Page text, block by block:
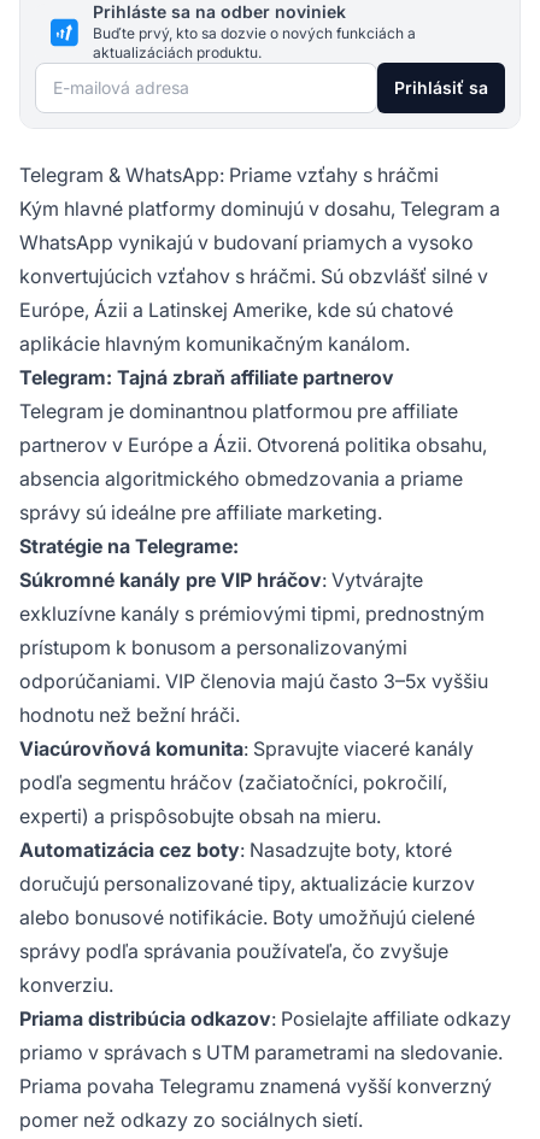
Prihláste sa na odber noviniek
Buďte prvý, kto sa dozvie o nových funkciách a
aktualizáciách produktu.
E-mailová adresa Prihlásiť sa
Telegram & WhatsApp: Priame vzťahy s hráčmi
Kým hlavné platformy dominujú v dosahu, Telegram a
WhatsApp vynikajú v budovaní priamych a vysoko
konvertujúcich vzťahov s hráčmi. Sú obzvlášť silné v
Európe, Ázii a Latinskej Amerike, kde sú chatové
aplikácie hlavným komunikačným kanálom.
Telegram: Tajná zbraň affiliate partnerov
Telegram je dominantnou platformou pre affiliate
partnerov v Európe a Ázii. Otvorená politika obsahu,
absencia algoritmického obmedzovania a priame
správy sú ideálne pre affiliate marketing.
Stratégie na Telegrame:
Súkromné kanály pre VIP hráčov: Vytvárajte
exkluzívne kanály s prémiovými tipmi, prednostným
prístupom k bonusom a personalizovanými
odporúčaniami. VIP členovia majú často 3–5x vyššiu
hodnotu než bežní hráči.
Viacúrovňová komunita: Spravujte viaceré kanály
podľa segmentu hráčov (začiatočníci, pokročilí,
experti) a prispôsobujte obsah na mieru.
Automatizácia cez boty: Nasadzujte boty, ktoré
doručujú personalizované tipy, aktualizácie kurzov
alebo bonusové notifikácie. Boty umožňujú cielené
správy podľa správania používateľa, čo zvyšuje
konverziu.
Priama distribúcia odkazov: Posielajte affiliate odkazy
priamo v správach s UTM parametrami na sledovanie.
Priama povaha Telegramu znamená vyšší konverzný
pomer než odkazy zo sociálnych sietí.